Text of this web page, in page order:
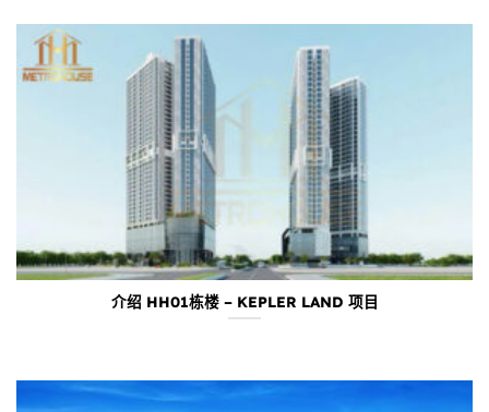
介绍 HH01栋楼 – KEPLER LAND 项目